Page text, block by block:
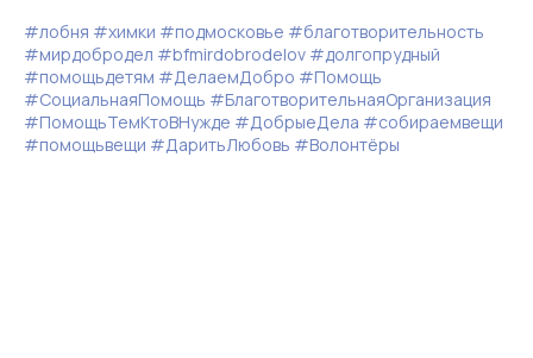
#лобня #химки #подмосковье #благотворительность
#мирдобродел #bfmirdobrodelov #долгопрудный
#помощьдетям #ДелаемДобро #Помощь
#СоциальнаяПомощь #БлаготворительнаяОрганизация
#ПомощьТемКтоВНужде #ДобрыеДела #собираемвещи
#помощьвещи #ДаритьЛюбовь #Волонтёры